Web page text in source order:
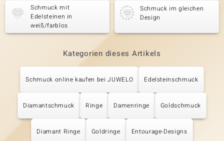
Schmuck mit
Edelsteinen in
weiß/farblos
Schmuck im gleichen
Design
Kategorien dieses Artikels
Schmuck online kaufen bei JUWELO Edelsteinschmuck
Diamantschmuck Ringe Damenringe Goldschmuck
Diamant Ringe Goldringe Entourage-Designs